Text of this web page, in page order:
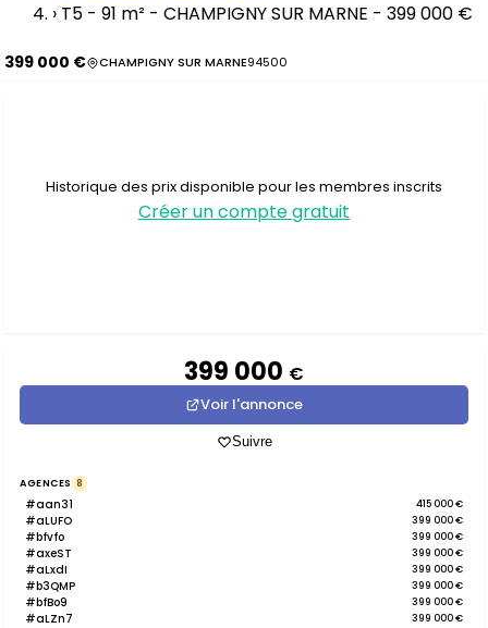
› T5 - 91 m² - CHAMPIGNY SUR MARNE - 399 000 €
399 000 € CHAMPIGNY SUR MARNE94500
Historique des prix disponible pour les membres inscrits
Créer un compte gratuit
399 000 €
Voir l'annonce
Suivre
AGENCES 8
#aan31 415 000 €
#aLUFO 399 000 €
#bfvfo 399 000 €
#axeST 399 000 €
#aLxdI 399 000 €
#b3QMP 399 000 €
#bfBo9 399 000 €
#aLZn7 399 000 €